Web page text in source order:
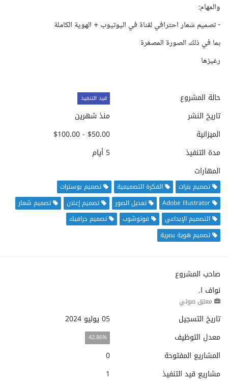
والمهام:
- تصميم شعار احترافي لقناة في اليوتيوب + الهوية الكاملة
بما في ذلك الصورة المصغرة
رغيزها
حالة المشروع قيد التنفيذ
تاريخ النشر
منذ شهرين
الميزانية
$50.00 - $100.00
مدة التنفيذ
5 أيام
المهارات
تصميم بنرات الفكرة التصميمية
تصميم بوسترات
Adobe Illustrator
تعديل الصور تصميم إعلان
تصميم شعار
التصميم الإبداعي
فوتوشوب
تصميم جرافيك
تصميم هوية بصرية
صاحب المشروع
نواف ا.
معلق صوتي
تاريخ التسجيل
05 يوليو 2024
معدل التوظيف
42.86%
المشاريع المفتوحة
0
مشاريع قيد التنفيذ
1